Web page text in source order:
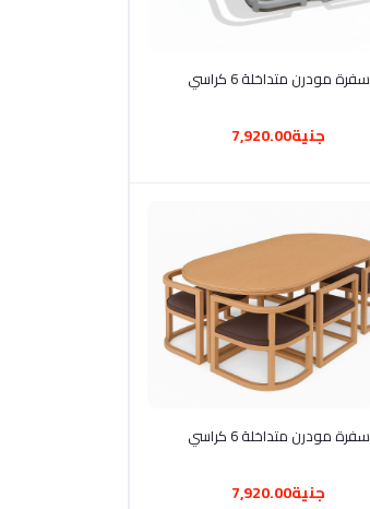
أضف إلى السلة
سفرة مودرن متداخلة 6 كراسي
جنية7,920.00
أضف إلى السلة
سفرة مودرن متداخلة 6 كراسي
جنية7,920.00